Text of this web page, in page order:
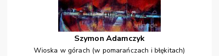
Szymon Adamczyk
Wioska w górach (w pomarańczach i błękitach)